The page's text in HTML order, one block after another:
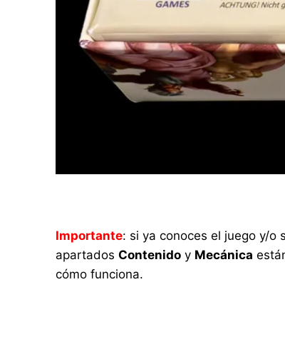
Importante: si ya conoces el juego y/
apartadosContenido y Mecánica
cómo funciona.